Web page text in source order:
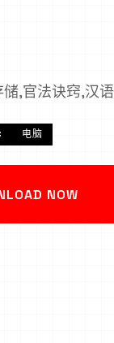
储,官法诀窍,汉
电脑
NOW